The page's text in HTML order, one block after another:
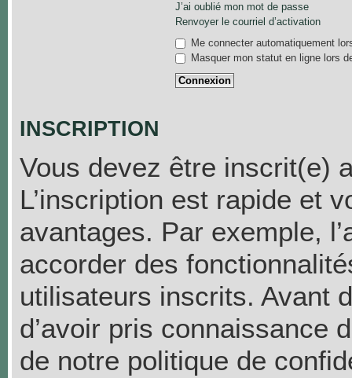
J’ai oublié mon mot de passe
Renvoyer le courriel d’activation
Me connecter automatiquement
Masquer mon statut en ligne lors
INSCRIPTION
Vous devez être inscrit(e)
L’inscription est rapide et
avantages. Par exemple,
accorder des
utilisateurs inscrits. Avant
d’avoir pris connaissance
de notre politique de